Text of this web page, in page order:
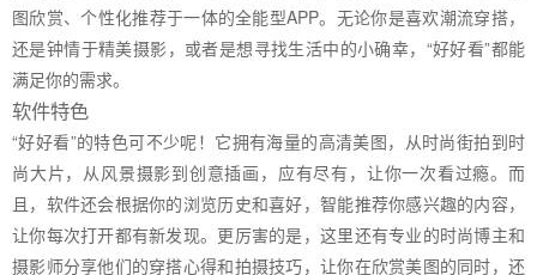
图欣赏、个性化推荐于一体的全能型APP。无论你是喜欢潮流穿搭，
还是钟情于精美摄影，或者是想寻找生活中的小确幸，“好好看”都能
满足你的需求。
软件特色
“好好看”的特色可不少呢！它拥有海量的高清美图，从时尚街拍到时
尚大片，从风景摄影到创意插画，应有尽有，让你一次看过瘾。而
且，软件还会根据你的浏览历史和喜好，智能推荐你感兴趣的内容，
让你每次打开都有新发现。更厉害的是，这里还有专业的时尚博主和
摄影师分享他们的穿搭心得和拍摄技巧，让你在欣赏美图的同时，还